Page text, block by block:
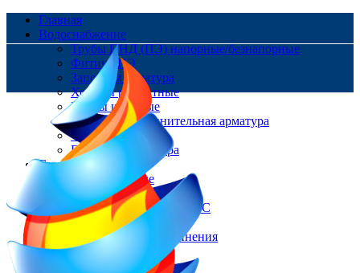
Главная
Водоснабжение
Трубы ПНД (ПЭ) напорные/безнапорные
Фитинг ПЭ
Запорная арматура
Хомуты ремонтные
Краны шаровые
Ремонтно-соединительная арматура
Фланцы
Пожарная арматура
Газоснабжение
Трубы Газовые
Фитинг ПЭ
Цокольные вводы/НСПС
Краны шаровые
Изолирующие соединения
Контакты
Доставка и оплата